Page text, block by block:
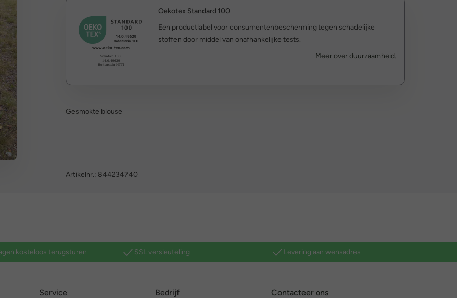
Oekotex Standard 100
Een productlabel voor consumentenbescherming tegen schadelijke
stoffen door middel van onafhankelijke tests.
Meer over duurzaamheid.
Gesmokte blouse
Artikelnr.: 844234740
kosteloos terugsturen SSL versleuteling Levering aan wensadres
Service Bedrijf Contacteer ons